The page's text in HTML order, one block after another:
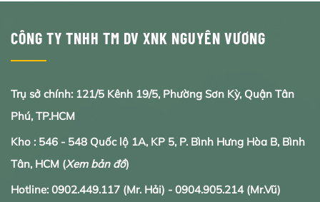
CÔNG TY TNHH TM DV XNK NGUYÊN VƯƠNG
Trụ sở chính: 121/5 Kênh 19/5, Phường Sơn Kỳ, Quận Tân
Phú, TP.HCM
Kho : 546 - 548 Quốc lộ 1A, KP 5, P. Bình Hưng Hòa B, Bình
Tân, HCM (Xem bản đồ)
Hotline: 0902.449.117 (Mr. Hải) - 0904.905.214(Mr.Vũ)